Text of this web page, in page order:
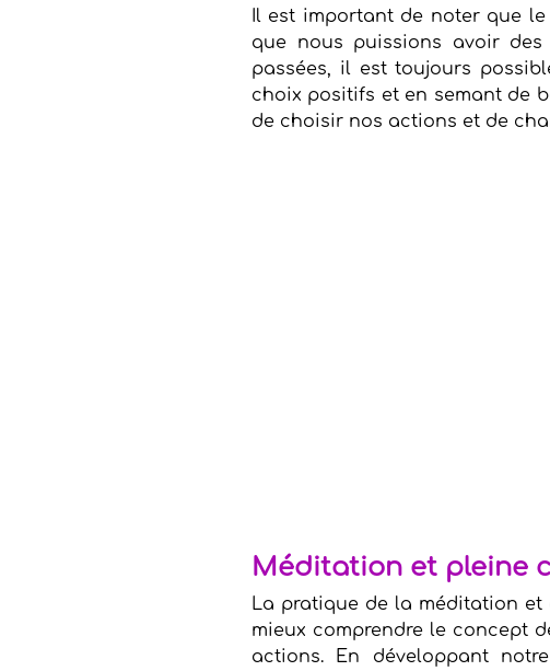
Il est important de noter que
que nous puissions avoir
passées, il est toujours
choix positifs et en semant de
de choisir nos actions et de
Méditation et pleine
La pratique de la méditation
mieux comprendre le concept
actions. En développant